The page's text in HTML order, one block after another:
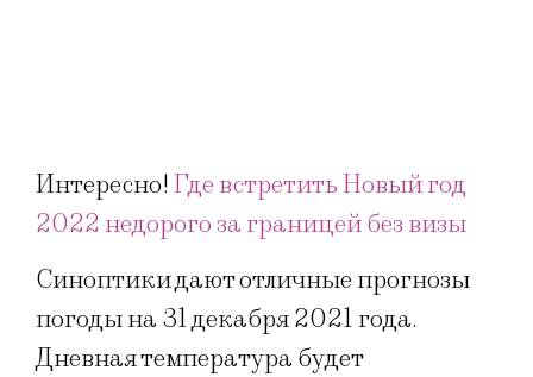
Интересно!Где встретить Новый год
2022 недорого за границей без визы
Синоптики дают отличные прогнозы
погоды на 31 декабря 2021 года.
Дневная температура будет